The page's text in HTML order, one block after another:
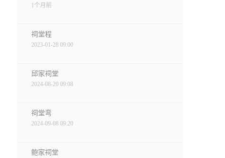
1个月前
祠堂程
2023-01-28 09:00
邱家祠堂
2024-08-20 09:08
祠堂弯
2024-09-08 09:20
鲍家祠堂